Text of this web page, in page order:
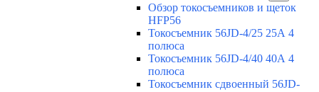
Обзор токосъемников и щеток
HFP56
Токосъемник 56JD-4/25 25А 4
полюса
Токосъемник 56JD-4/40 40А 4
полюса
Токосъемник сдвоенный 56JD-